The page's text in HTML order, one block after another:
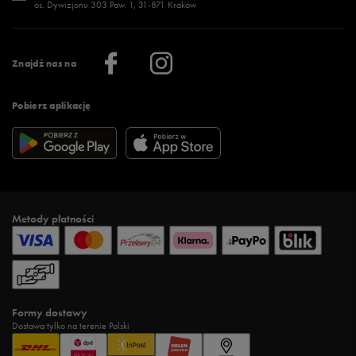
Znajdź nas na
Pobierz aplikację
Regulamin sklepu 50 style
Regulamin aplikacji 50 style
Więcej regulaminów >
Więcej >
Klub 50 style
Praca
Informacje o firmie
os. Dywizjonu 303 Paw. 1, 31-871 Kraków
Metody płatności
Formy dostawy
Dostawa tylko na terenie Polski